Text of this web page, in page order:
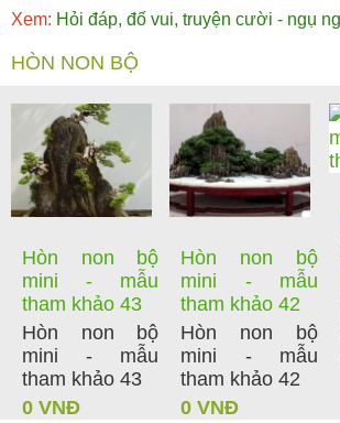
Xem: Hỏi đáp, đố vui, truyện cười - ngụ
HÒN NON BỘ
Hòn non bộ
mini - mẫu
tham khảo 43
Hòn non bộ
mini - mẫu
tham khảo 43
0 VNĐ
Hòn non bộ
mini - mẫu
tham khảo 42
Hòn non bộ
mini - mẫu
tham khảo 42
0 VNĐ